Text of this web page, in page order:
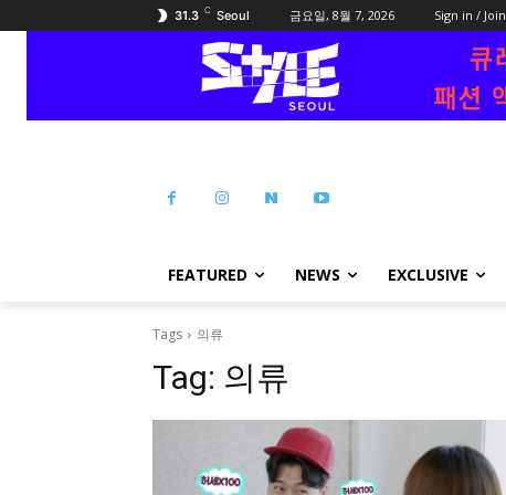
31.3 C Seoul 금요일, 8월 7, 2026 Sign in / Join
FEATURED NEWS EXCLUSIVE
Tags 의류
Tag: 의류